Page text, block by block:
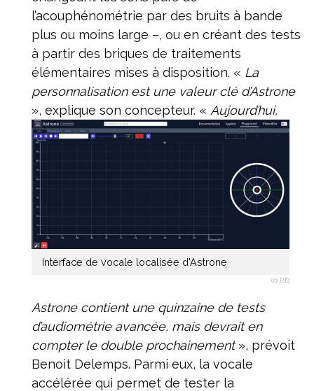
l’acouphénométrie par des bruits à bande
plus ou moins large –, ou en créant des tests
à partir des briques de traitements
élémentaires mises à disposition. « La
personnalisation est une valeur clé d’Astrone
», explique son concepteur.
Interface de vocale localisée d'Astrone
(c) BD
« Aujourd’hui,
Astrone contient une quinzaine de tests
d’audiométrie avancée, mais devrait en
compter le double prochainement», prévoit
Benoit Delemps. Parmi eux, la vocale
accélérée qui permet de tester la